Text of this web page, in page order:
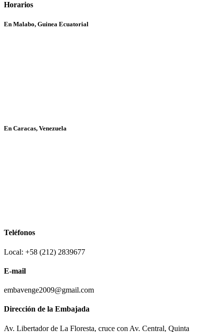
Horarios
En Malabo, Guinea Ecuatorial
En Caracas, Venezuela
Teléfonos
Local: +58 (212) 2839677
E-mail
embavenge2009@gmail.com
Dirección de la Embajada
Av. Libertador de La Floresta, cruce con Av. Central, Quinta